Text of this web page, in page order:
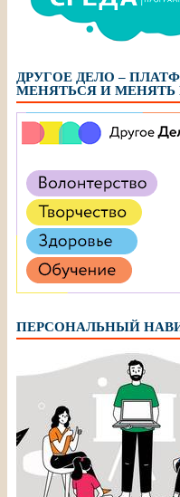
ДРУГОЕ ДЕЛО –
МЕНЯТЬСЯ И МЕНЯТЬ
ПЕРСОНАЛЬНЫЙ